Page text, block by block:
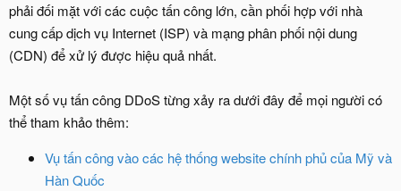
phải đối mặt với các cuộc tấn công lớn, cần phối hợp với nhà
cung cấp dịch vụ Internet (ISP) và mạng phân phối nội dung
(CDN) để xử lý được hiệu quả nhất.
Một số vụ tấn công DDoS từng xảy ra dưới đây để mọi người có
thể tham khảo thêm:
Vụ tấn công vào các hệ thống website chính phủ của Mỹ và
Hàn Quốc